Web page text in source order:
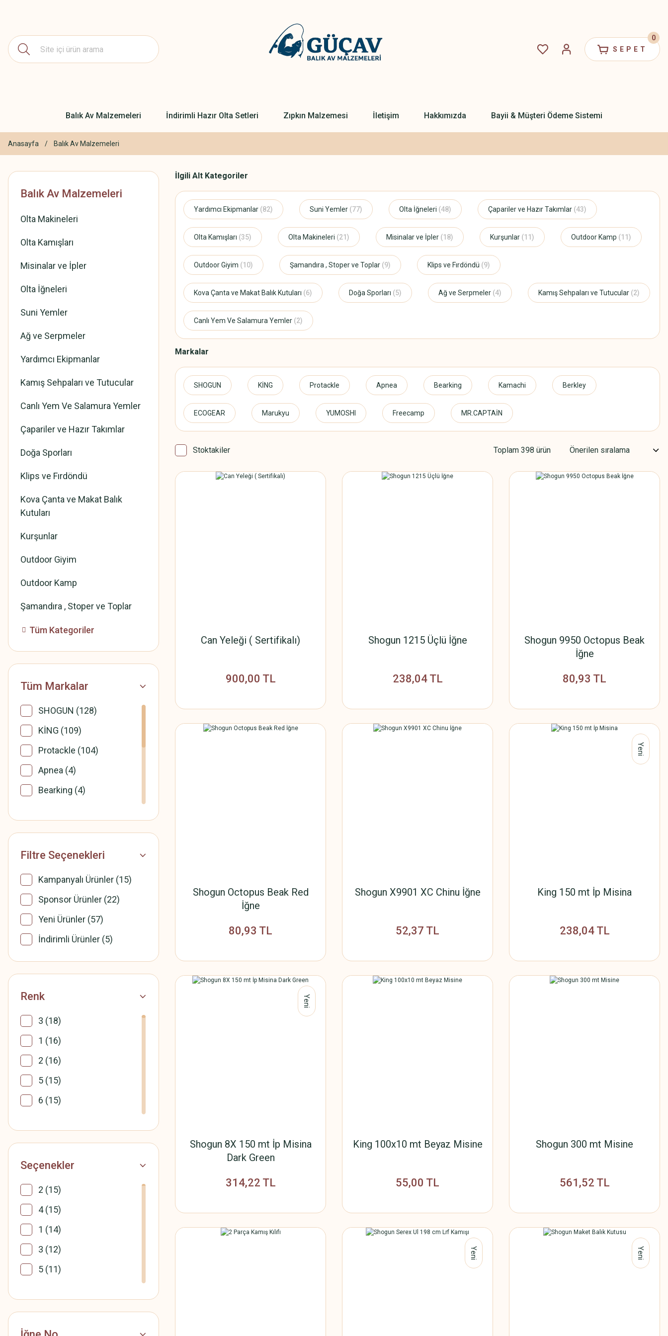
SEPET
0
Balık Av Malzemeleri İndirimli Hazır Olta Setleri Zıpkın Malzemesi İletişim Hakkımızda Bayii & Müşteri Ödeme Sistemi
Anasayfa Balık Av Malzemeleri
Balık Av Malzemeleri
Olta Makineleri
Olta Kamışları
Misinalar ve İpler
Olta İğneleri
Suni Yemler
Ağ ve Serpmeler
Yardımcı Ekipmanlar
Kamış Sehpaları ve Tutucular
Canlı Yem Ve Salamura Yemler
Çapariler ve Hazır Takımlar
Doğa Sporları
Klips ve Fırdöndü
Kova Çanta ve Makat Balık
Kutuları
Kurşunlar
Outdoor Giyim
Outdoor Kamp
Şamandıra , Stoper ve Toplar
Tüm Kategoriler
Tüm Markalar
SHOGUN (128)
KİNG (109)
Protackle (104)
Apnea (4)
Bearking (4)
ECOGEAR (2)
Filtre Seçenekleri
Kampanyalı Ürünler (15)
Sponsor Ürünler (22)
Yeni Ürünler (57)
İndirimli Ürünler (5)
Renk
3 (18)
1 (16)
2 (16)
5 (15)
6 (15)
KIRMIZI (12)
8 (8)
Seçenekler
2 (15)
4 (15)
1 (14)
3 (12)
5 (11)
10 (7)
İlgili Alt Kategoriler
Yardımcı Ekipmanlar (82) Suni Yemler (77) Olta İğneleri (48) Çapariler ve Hazır Takımlar (43)
Olta Kamışları (35) Olta Makineleri (21) Misinalar ve İpler (18) Kurşunlar (11) Outdoor Kamp (11)
Outdoor Giyim (10) Şamandıra , Stoper ve Toplar (9) Klips ve Fırdöndü (9)
Kova Çanta ve Makat Balık Kutuları (6) Doğa Sporları (5) Ağ ve Serpmeler (4) Kamış Sehpaları ve Tutucular (2)
Canlı Yem Ve Salamura Yemler (2)
Markalar
SHOGUN KİNG Protackle Apnea Bearking Kamachi Berkley
ECOGEAR Marukyu YUMOSHI Freecamp MR.CAPTAİN
Stoktakiler Toplam 398 ürün
Can Yeleği ( Sertifikalı)
900,00 TL
Shogun 1215 Üçlü İğne
238,04 TL
Shogun 9950 Octopus Beak
İğne
80,93 TL
Shogun Octopus Beak Red
İğne
80,93 TL
Shogun X9901 XC Chinu İğne
52,37 TL
Yeni
King 150 mt İp Misina
238,04 TL
Yeni
Shogun 8X 150 mt İp Misina
Dark Green
314,22 TL
King 100x10 mt Beyaz Misine
55,00 TL
Shogun 300 mt Misine
561,52 TL
Yeni Yeni